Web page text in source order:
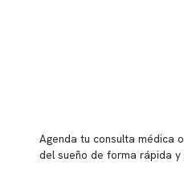
Agenda tu consulta médica
del sueño de forma rápida y